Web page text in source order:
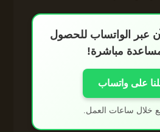
عبر الواتساب للحصول
مباشرة!
على واتساب
خلال ساعات العمل.